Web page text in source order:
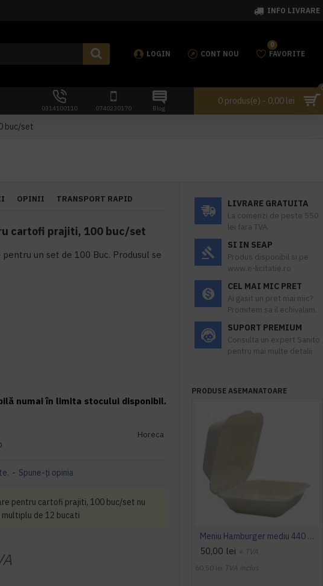
INFO LIVRARE
LOGIN CONT NOU FAVORITE
0
0314100110 0740230170 Blog
0 produs(e) - 0,00 lei
buc/set
OPINII TRANSPORT RAPID
cartofi prajiti, 100 buc/set
un set de 100 Buc. Produsul se
numai în limita stocului disponibil.
Horeca
- Spune-ţi opinia
pentru cartofi prajiti, 100 buc/set nu
de 12 bucati
LIVRARE GRATUITA
La comenzi de peste 550
lei fara TVA.
SI IN SEAP
Produs disponibil si pe
www.e-licitatie.ro
CEL MAI MIC PRET
Ai gasit un pret mai mic?
Promitem sa il echivalam.
SUPORT PREMIUM
Consulta un expert Sanito
pentru mai multe detalii
PRODUSE ASEMANATOARE
Meniu Hamburger mediu 440 ml, 125 buc/set
50,00 lei + TVA
60,50 lei TVA inclus